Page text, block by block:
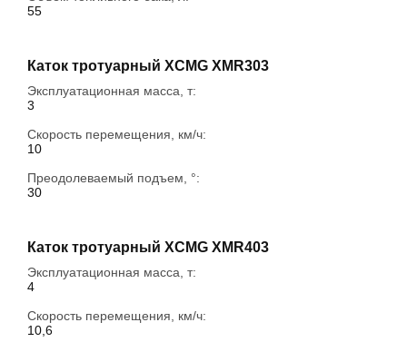
55
Каток тротуарный XCMG XMR303
Эксплуатационная масса, т:
3
Скорость перемещения, км/ч:
10
Преодолеваемый подъем, °:
30
Каток тротуарный XCMG XMR403
Эксплуатационная масса, т:
4
Скорость перемещения, км/ч:
10,6